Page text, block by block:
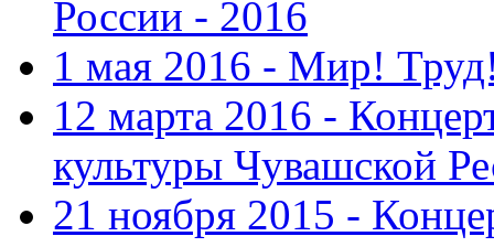
России - 2016
1 мая 2016 - Мир!
12 марта 2016 -
культуры Чувашской
21 ноября 2015 -